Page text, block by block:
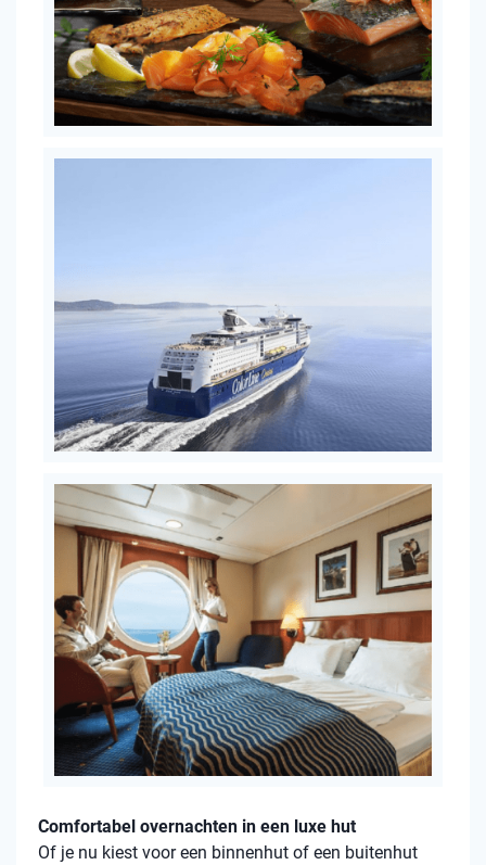
Comfortabel overnachten in een luxe hut
Of je nu kiest voor een binnenhut of een buitenhut